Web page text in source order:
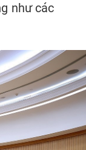
như các